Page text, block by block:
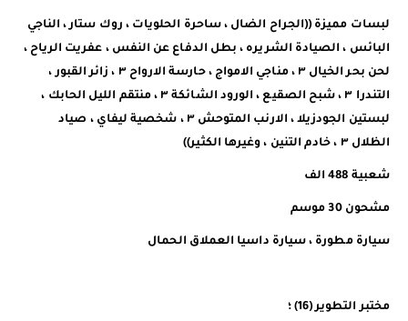
لبسات مميزة ((الجراح الضال ، ساحرة الحلويات ، روك ستار ، الناجي
البائس ، الصيادة الشريره ، بطل الدفاع عن النفس ، عفريت الرياح ،
لحن بحر الخيال ٣ ، مناجي الامواج ، حارسة الارواح ٣ ، زائر القبور ،
التندرا ٣ ، شبح الصقيع ، الورود الشائكة ٣ ، منتقم الليل الحابك ،
لبستين الجودزيلا ، الارنب المتوحش ٣ ، شخصية ليفاي ، صياد
الظلال ٣ ، خادم التنين ، وغيرها الكثير))
شعبية 488 الف
مشحون 30 موسم
سيارة مطورة ، سيارة داسيا العملاق الحمال
مختبر التطوير (16) ؛